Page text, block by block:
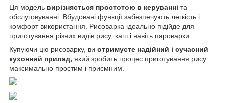
Ця модель вирізняється простотою в керуванні та
обслуговуванні. Вбудовані функції забезпечують легкість і
комфорт використання. Рисоварка ідеально підійде для
приготування різних видів рису, каш і навіть пароварки.
Купуючи цю рисоварку, ви отримуєте надійний і сучасний
кухонний прилад, який зробить процес приготування рису
максимально простим і приємним.